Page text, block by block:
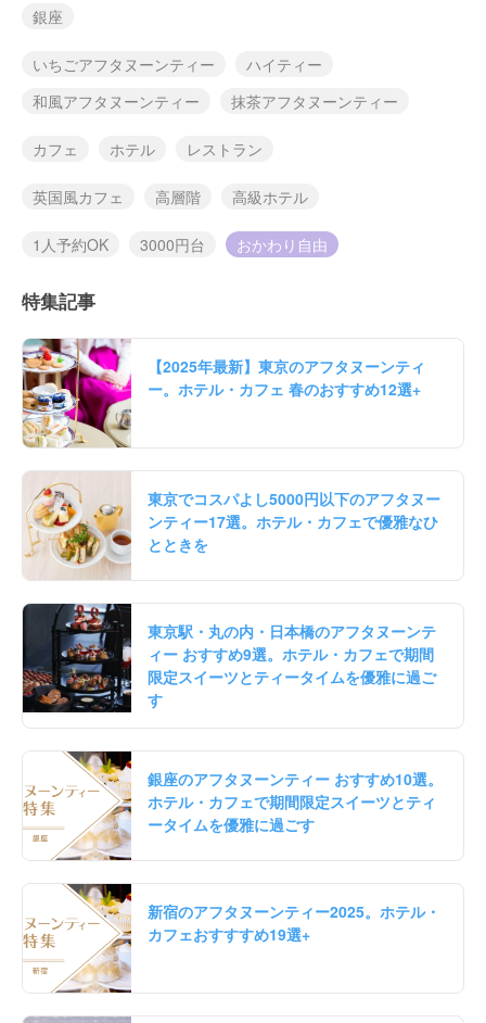
銀座
いちごアフタヌーンティー
ハイティー
和風アフタヌーンティー
抹茶アフタヌーンティー
カフェ ホテル レストラン
英国風カフェ 高層階 高級ホテル
1人予約OK 3000円台 おかわり自由
特集記事
【2025年最新】東京のアフタヌーンティ
ー。ホテル・カフェ 春のおすすめ12選+
東京でコスパよし5000円以下のアフタヌー
ンティー17選。ホテル・カフェで優雅なひ
とときを
東京駅・丸の内・日本橋のアフタヌーンテ
ィー おすすめ9選。ホテル・カフェで期間
限定スイーツとティータイムを優雅に過ご
す
銀座のアフタヌーンティー おすすめ10選。
ホテル・カフェで期間限定スイーツとティ
ータイムを優雅に過ごす
新宿のアフタヌーンティー2025。ホテル・
カフェおすすすめ19選+